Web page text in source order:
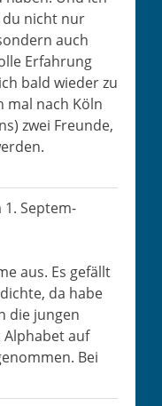
du nicht nur
auch
Erfahrung
bald wieder zu
mal nach Köln
zwei Fre­unde,
1. Sep­tem­
aus. Es gefällt
da habe
die jun­gen
Alpha­bet auf
Bei